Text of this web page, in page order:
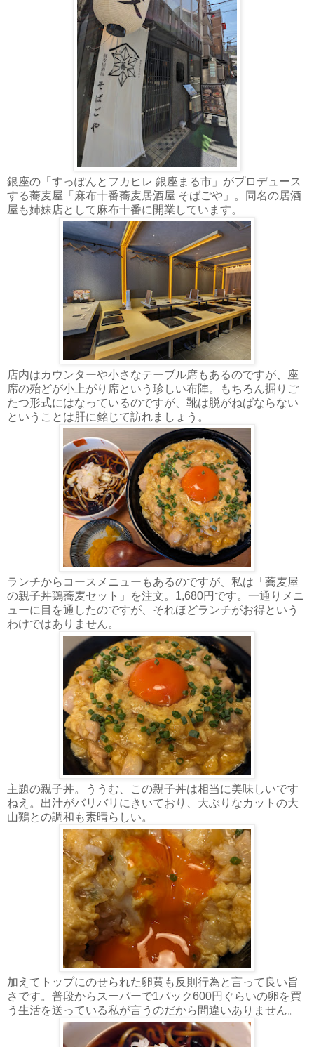
銀座の「すっぽんとフカヒレ 銀座まる市」がプロデュース
する蕎麦屋「麻布十番蕎麦居酒屋 そばごや」。同名の居酒
屋も姉妹店として麻布十番に開業しています。
店内はカウンターや小さなテーブル席もあるのですが、座
席の殆どが小上がり席という珍しい布陣。もちろん掘りご
たつ形式にはなっているのですが、靴は脱がねばならない
ということは肝に銘じて訪れましょう。
ランチからコースメニューもあるのですが、私は「蕎麦屋
の親子丼鶏蕎麦セット」を注文。1,680円です。一通りメニ
ューに目を通したのですが、それほどランチがお得という
わけではありません。
主題の親子丼。ううむ、この親子丼は相当に美味しいです
ねえ。出汁がバリバリにきいており、大ぶりなカットの大
山鶏との調和も素晴らしい。
加えてトップにのせられた卵黄も反則行為と言って良い旨
さです。普段からスーパーで1パック600円ぐらいの卵を買
う生活を送っている私が言うのだから間違いありません。